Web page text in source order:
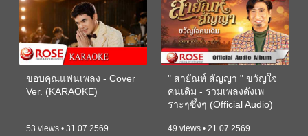
ขอบคุณแฟนเพลง - Cover
Ver. (KARAOKE)
53 views • 31.07.2569
" สายัณห์ สัญญา " ขวัญใจ
คนเดิม - รวมเพลงดังเพ
ราะๆซึ้งๆ (Official Audio)
49 views • 21.07.2569